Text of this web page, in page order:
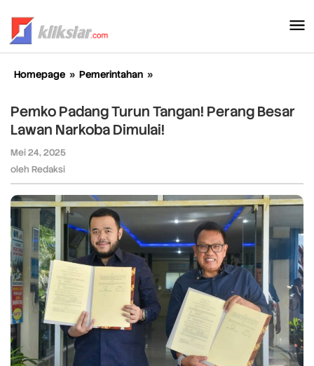
konten
Homepage » Pemerintahan »
Turun
Tangan!
Perang
Dimulai!
Pemko Padang Turun Tangan! Perang Besar
Lawan Narkoba Dimulai!
Mei 24, 2025
oleh Redaksi